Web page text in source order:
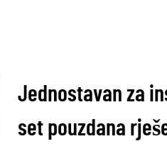
Jednostavan za
set pouzdana